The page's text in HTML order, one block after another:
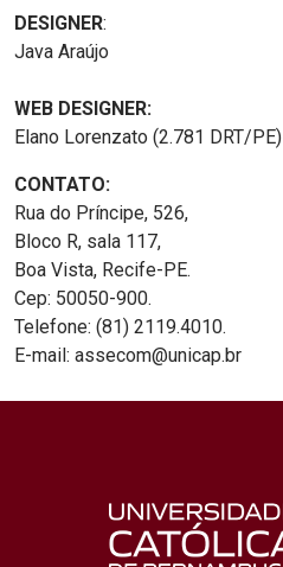
DESIGNER:
Java Araújo
WEB DESIGNER:
Elano Lorenzato (2.781 DRT/PE)
CONTATO:
Rua do Príncipe, 526,
Bloco R, sala 117,
Boa Vista, Recife-PE.
Cep: 50050-900.
Telefone: (81) 2119.4010.
E-mail: assecom@unicap.br